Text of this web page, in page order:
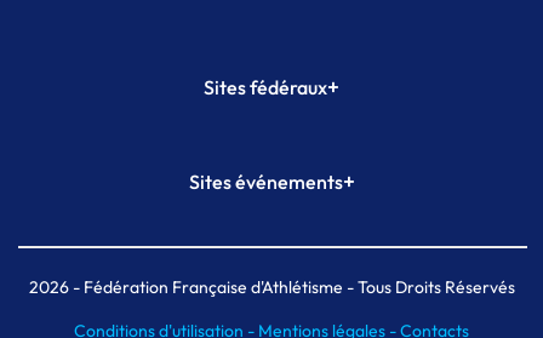
Sites fédéraux+
Plateforme Formation
Sites événements+
Meeting de Paris indoor
MAIF Ekiden de Paris
2026- Fédération Française d'Athlétisme - Tous Droits Réservés
Conditions d'utilisation - Mentions légales -Contacts